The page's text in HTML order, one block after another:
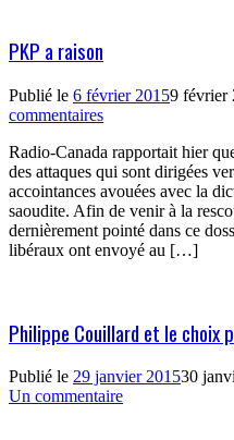
PKP a raison
Publié le 6 février 20159 février
commentaires
Radio-Canada rapportait hier
des attaques qui sont dirigées
accointances avouées avec la
saoudite. Afin de venir à la
dernièrement pointé dans ce
libéraux ont envoyé au […]
Philippe Couillard et le choix
Publié le 29 janvier 201530
Un commentaire